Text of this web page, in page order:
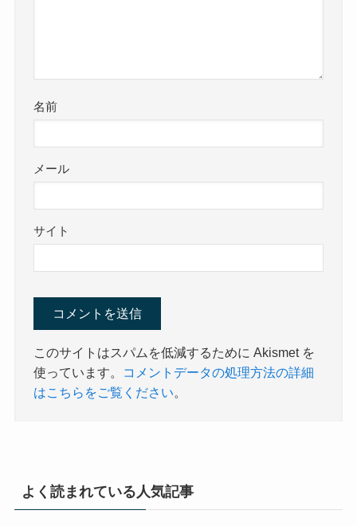
名前
メール
サイト
このサイトはスパムを低減するために Akismet を
使っています。
コメントデータの処理方法の詳細
はこちらをご覧ください。
よく読まれている人気記事